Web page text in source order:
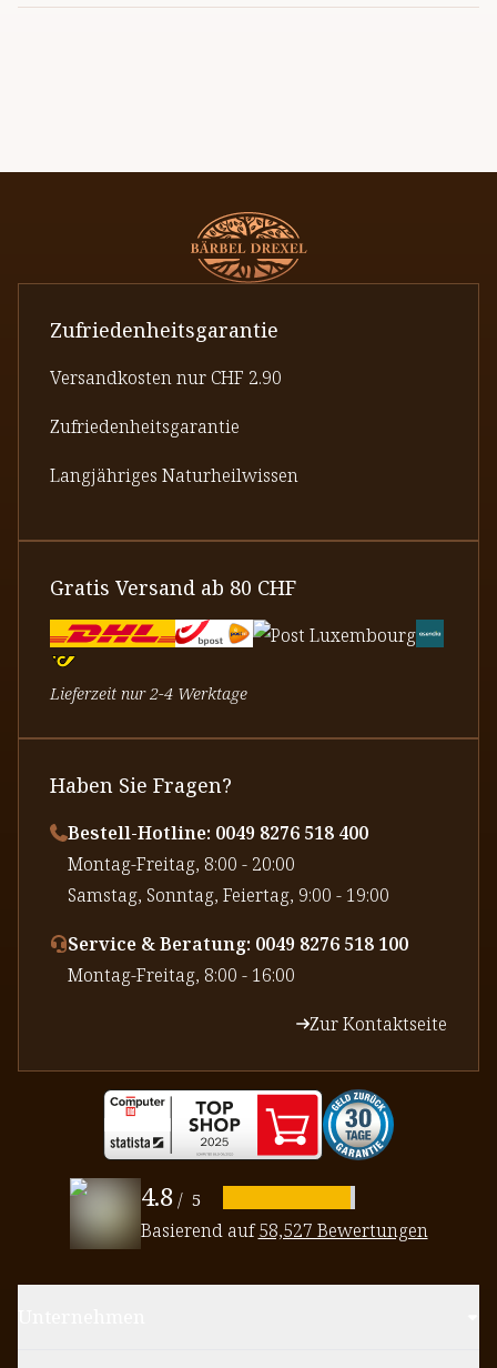
Zufriedenheitsgarantie
Versandkosten nur CHF 2.90
Zufriedenheitsgarantie
Langjähriges Naturheilwissen
Gratis Versand ab 80 CHF
Lieferzeit nur 2-4 Werktage
Haben Sie Fragen?
Bestell-Hotline: 0049 8276 518 400
⁠Montag-Freitag, 8:00 - 20:00
⁠Samstag, Sonntag, Feiertag, 9:00 - 19:00
Service & Beratung: 0049 8276 518 100
⁠Montag-Freitag, 8:00 - 16:00
Zur Kontaktseite
4.8 / 5
Basierend auf58,527 Bewertungen